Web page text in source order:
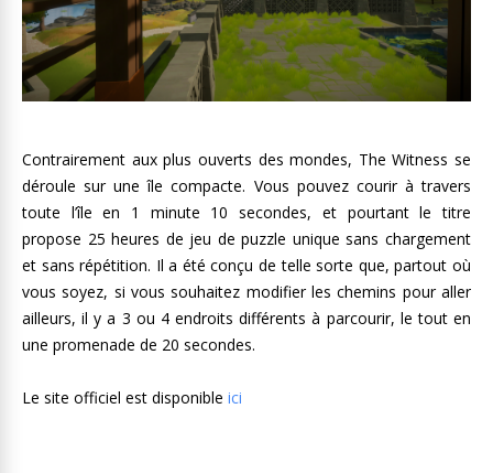
Contrairement aux plus ouverts des mondes, The Witness se
déroule sur une île compacte. Vous pouvez courir à travers
toute l’île en 1 minute 10 secondes, et pourtant le titre
propose 25 heures de jeu de puzzle unique sans chargement
et sans répétition. Il a été conçu de telle sorte que, partout où
vous soyez, si vous souhaitez modifier les chemins pour aller
ailleurs, il y a 3 ou 4 endroits différents à parcourir, le tout en
une promenade de 20 secondes.
Le site officiel est disponible ici